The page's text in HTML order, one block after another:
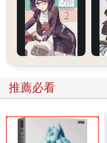
一諾：（對靜芳招手）來
來嘛，不要害羞，過來。
（靜芳往前走了幾步，當
他命令。）
一諾：幫我按摩。
（宛綺放DV在原地繼續
拾東西。）
一諾：（舒服地呻吟）
（靜芳遲疑，不知說什麼
一諾：（拍拍自己旁邊的
推薦必看